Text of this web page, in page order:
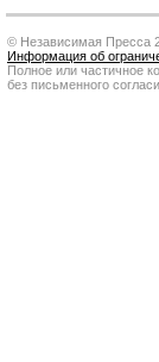
© Независимая Пресса
Информация об
Полное или частичное
без письменного